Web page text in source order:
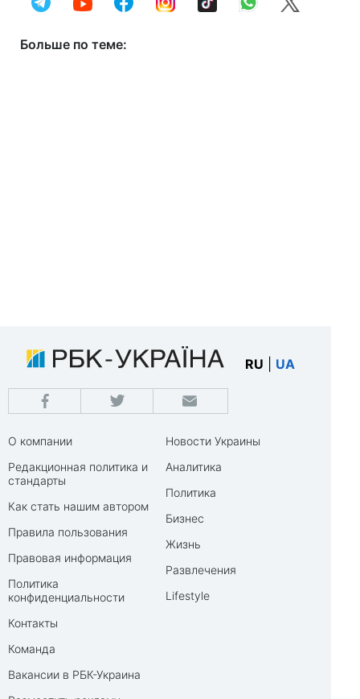
Больше по теме:
RU UA
О компании
Редакционная политика и
стандарты
Как стать нашим автором
Правила пользования
Правовая информация
Политика
конфиденциальности
Контакты
Команда
Вакансии в РБК-Украина
Новости Украины
Аналитика
Политика
Бизнес
Жизнь
Развлечения
Lifestyle